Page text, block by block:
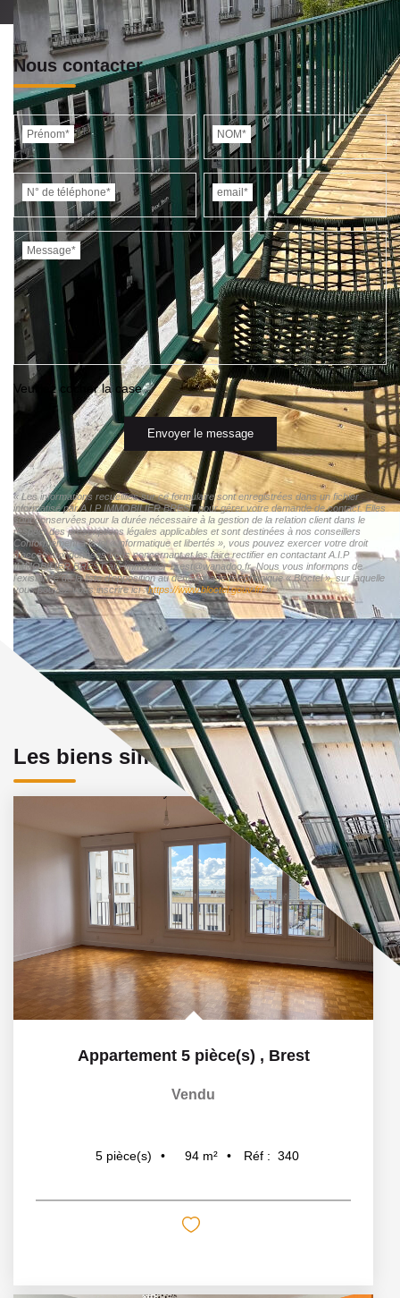
Nous contacter
Prénom* NOM*
N° de téléphone* email*
Message*
Veuillez cocher la case
Envoyer le message
« Les informations recueillies sur ce formulaire sont enregistrées dans un fichier
informatisé par A.I.P IMMOBILIER BREST pour gérer votre demande de contact. Elles
sont conservées pour la durée nécessaire à la gestion de la relation client dans le
respect des prescriptions légales applicables et sont destinées à nos conseillers
Conformément à la loi « informatique et libertés », vous pouvez exercer votre droit
d'accès aux données vous concernant et les faire rectifier en contactant A.I.P
IMMOBILIER BREST aip-immobilier-brest@wanadoo.fr. Nous vous informons de
l'existence de la liste d'opposition au démarchage téléphonique « Bloctel », sur laquelle
vous pouvez vous inscrire ici :https://www.bloctel.gouv.fr/»
Les biens similaires
Appartement 5 pièce(s) , Brest
Vendu
5 pièce(s) 94 m² Réf : 340